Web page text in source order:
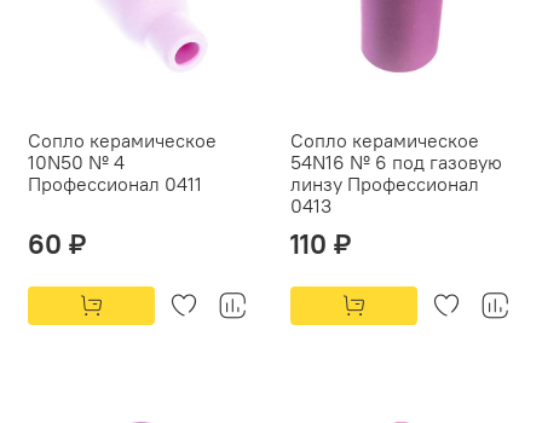
Сопло керамическое
10N50 № 4
Профессионал 0411
60 ₽
Сопло керамическое
54N16 № 6 под газовую
линзу Профессионал
0413
110 ₽